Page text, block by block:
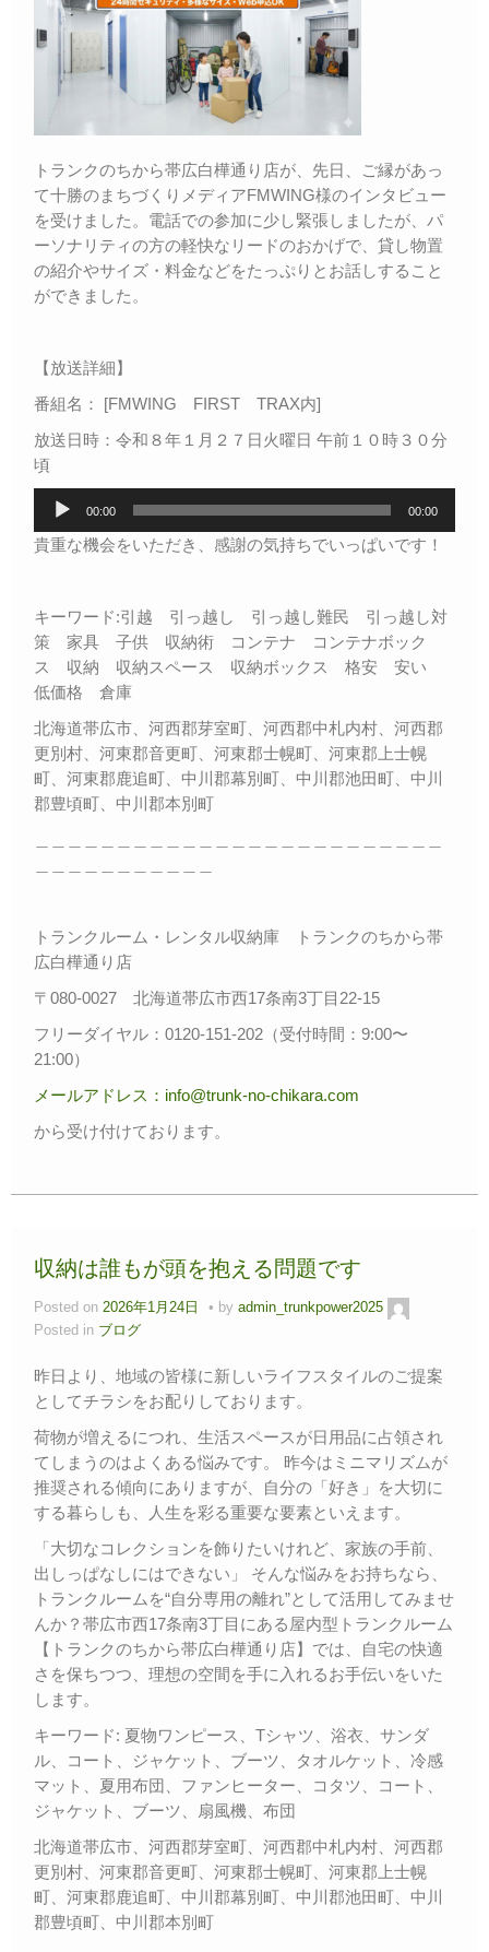
トランクのちから帯広白樺通り店が、先日、ご縁があっ
て十勝のまちづくりメディアFMWING様のインタビュー
を受けました。電話での参加に少し緊張しましたが、パ
ーソナリティの方の軽快なリードのおかげで、貸し物置
の紹介やサイズ・料金などをたっぷりとお話しすること
ができました。
【放送詳細】
番組名： [FMWING FIRST TRAX内]
放送日時：令和８年１月２７日火曜日 午前１０時３０分
頃
プ
ヤ
ー
00:00 00:00
貴重な機会をいただき、感謝の気持ちでいっぱいです！
キーワード:引越 引っ越し 引っ越し難民 引っ越し対
策 家具 子供 収納術 コンテナ コンテナボック
ス 収納 収納スペース 収納ボックス 格安 安い
低価格 倉庫
北海道帯広市、河西郡芽室町、河西郡中札内村、河西郡
更別村、河東郡音更町、河東郡士幌町、河東郡上士幌
町、河東郡鹿追町、中川郡幕別町、中川郡池田町、中川
郡豊頃町、中川郡本別町
トランクルーム・レンタル収納庫 トランクのちから帯
広白樺通り店
〒080-0027 北海道帯広市西17条南3丁目22-15
フリーダイヤル：0120-151-202（受付時間：9:00〜
21:00）
メールアドレス：info@trunk-no-chikara.com
から受け付けております。
収納は誰もが頭を抱える問題です
Posted on 2026年1月24日 by admin_trunkpower2025
Posted in ブログ
昨日より、地域の皆様に新しいライフスタイルのご提案
としてチラシをお配りしております。
荷物が増えるにつれ、生活スペースが日用品に占領され
てしまうのはよくある悩みです。 昨今はミニマリズムが
推奨される傾向にありますが、自分の「好き」を大切に
する暮らしも、人生を彩る重要な要素といえます。
「大切なコレクションを飾りたいけれど、家族の手前、
出しっぱなしにはできない」 そんな悩みをお持ちなら、
トランクルームを“自分専用の離れ”として活用してみませ
んか？帯広市西17条南3丁目にある屋内型トランクルーム
【トランクのちから帯広白樺通り店】では、自宅の快適
さを保ちつつ、理想の空間を手に入れるお手伝いをいた
します。
キーワード: 夏物ワンピース、Tシャツ、浴衣、サンダ
ル、コート、ジャケット、ブーツ、タオルケット、冷感
マット、夏用布団、ファンヒーター、コタツ、コート、
ジャケット、ブーツ、扇風機、布団
北海道帯広市、河西郡芽室町、河西郡中札内村、河西郡
更別村、河東郡音更町、河東郡士幌町、河東郡上士幌
町、河東郡鹿追町、中川郡幕別町、中川郡池田町、中川
郡豊頃町、中川郡本別町